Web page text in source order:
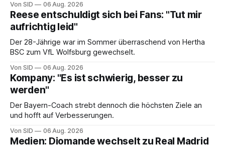
Von SID 06 Aug. 2026
Reese entschuldigt sich bei Fans: "Tut mir
aufrichtig leid"
Der 28-Jährige war im Sommer überraschend von Hertha
BSC zum VfL Wolfsburg gewechselt.
Von SID 06 Aug. 2026
Kompany: "Es ist schwierig, besser zu
werden"
Der Bayern-Coach strebt dennoch die höchsten Ziele an
und hofft auf Verbesserungen.
Von SID 06 Aug. 2026
Medien: Diomande wechselt zu Real Madrid